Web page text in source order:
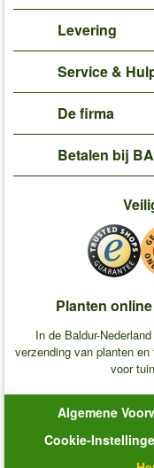
Levering
Service &
De firma
Betalen bij
Planten
In de Baldur-
verzending van planten
voor
Algemene
Cookie-